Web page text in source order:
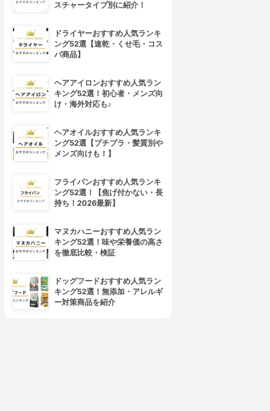
スチャータイプ別に紹介！
ドライヤーおすすめ人気ランキ
ング52選【速乾・くせ毛・コス
パ商品】
ヘアアイロンおすすめ人気ラン
キング52選！初心者・メンズ向
け・海外対応も♪
ヘアオイルおすすめ人気ランキ
ング52選【プチプラ・髪質別や
メンズ向けも！】
フライパンおすすめ人気ランキ
ング52選！【焦げ付かない・長
持ち！2026最新】
マヌカハニーおすすめ人気ラン
キング52選！味や栄養価の高さ
を徹底比較・検証
ドッグフードおすすめ人気ラン
キング52選！無添加・アレルギ
ー対策商品を紹介